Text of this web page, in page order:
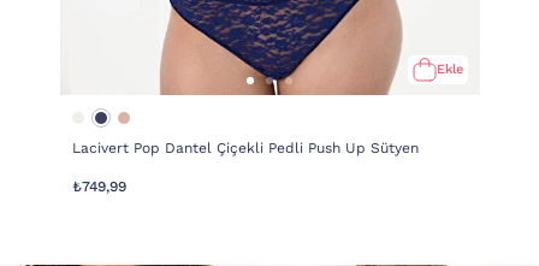
Ekle
Lacivert Pop Dantel Çiçekli Pedli Push Up Sütyen
₺749,99